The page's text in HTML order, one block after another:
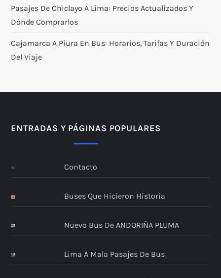
Pasajes De Chiclayo A Lima: Precios Actualizados Y
Dónde Comprarlos
Cajamarca A Piura En Bus: Horarios, Tarifas Y Duración
Del Viaje
ENTRADAS Y PÁGINAS POPULARES
Contacto
Buses Que Hicieron Historia
Nuevo Bus De ANDORIÑA PLUMA
Lima A Mala Pasajes De Bus